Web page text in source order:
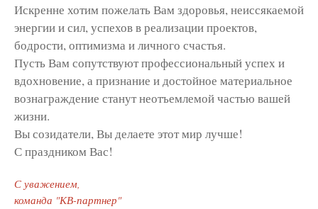
Искренне хотим пожелать Вам здоровья, неиссякаемой
энергии и сил, успехов в реализации проектов,
бодрости, оптимизма и личного счастья.
Пусть Вам сопутствуют профессиональный успех и
вдохновение, а признание и достойное материальное
вознаграждение станут неотъемлемой частью вашей
жизни.
Вы созидатели, Вы делаете этот мир лучше!
С праздником Вас!
С уважением,
команда "КВ-партнер"